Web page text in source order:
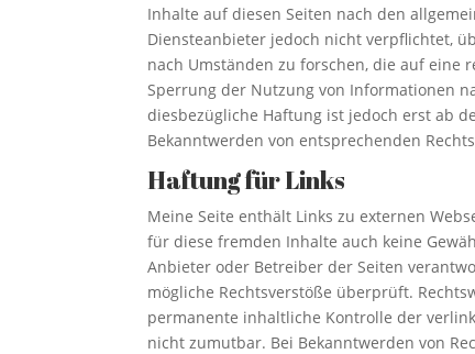
Inhalte auf diesen Seiten nach den
Diensteanbieter jedoch nicht verpflichtet,
nach Umständen zu forschen, die auf eine
Sperrung der Nutzung von Informationen
diesbezügliche Haftung ist jedoch erst ab
Bekanntwerden von entsprechenden
Haftung für Links
Meine Seite enthält Links zu externen
für diese fremden Inhalte auch keine
Anbieter oder Betreiber der Seiten
mögliche Rechtsverstöße überprüft.
permanente inhaltliche Kontrolle der
nicht zumutbar. Bei Bekanntwerden von